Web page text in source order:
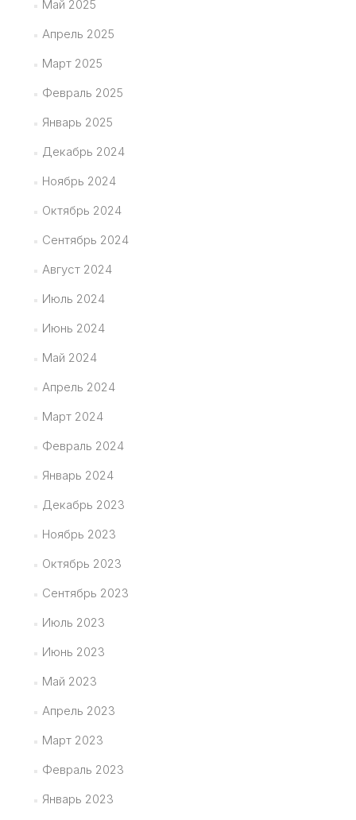
Май 2025
Апрель 2025
Март 2025
Февраль 2025
Январь 2025
Декабрь 2024
Ноябрь 2024
Октябрь 2024
Сентябрь 2024
Август 2024
Июль 2024
Июнь 2024
Май 2024
Апрель 2024
Март 2024
Февраль 2024
Январь 2024
Декабрь 2023
Ноябрь 2023
Октябрь 2023
Сентябрь 2023
Июль 2023
Июнь 2023
Май 2023
Апрель 2023
Март 2023
Февраль 2023
Январь 2023